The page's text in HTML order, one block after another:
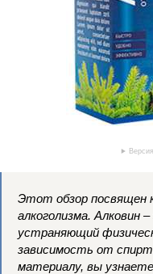
Этот обзор посвящен
алкоголизма. Алковин
устраняющий
зависимость от
материалу, вы